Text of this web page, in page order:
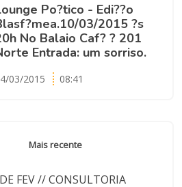
Po?tico - Edi??o
03/2015 ?s
No Balaio Caf? ? 201
Entrada: um sorriso.
03/2015 08:41
Mais recente
FEV // CONSULTORIA